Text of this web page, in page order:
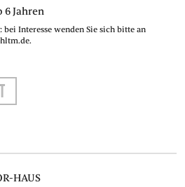
6 Jahren
Interesse wenden Sie sich bitte an
HAUS